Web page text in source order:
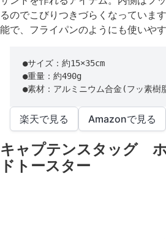
るのでこびりつきづらくなっていま
能で、フライパンのようにも使いやす
●サイズ：約15×35cm
●重量：約490g
●素材：アルミニウム合金(フッ素樹
楽天で見る Amazonで見る
キャプテンスタッグ
ドトースター